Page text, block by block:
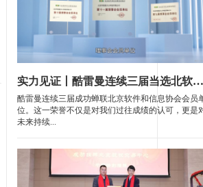
实力见证丨酷雷曼连续三届当选北软协理事会会员单位
酷雷曼连续三届成功蝉联北京软件和信息协会会员
位。这一荣誉不仅是对我们过往成绩的认可，更是
未来持续...